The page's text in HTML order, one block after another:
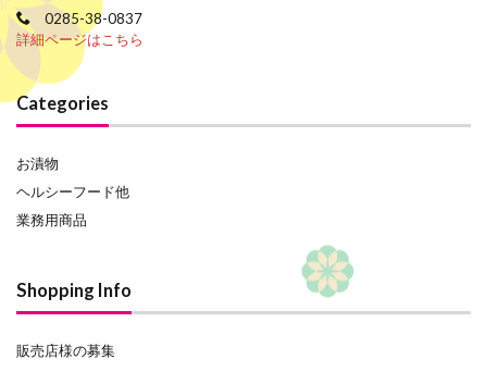
0285-38-0837
詳細ページはこちら
Categories
お漬物
ヘルシーフード他
業務用商品
Shopping Info
販売店様の募集